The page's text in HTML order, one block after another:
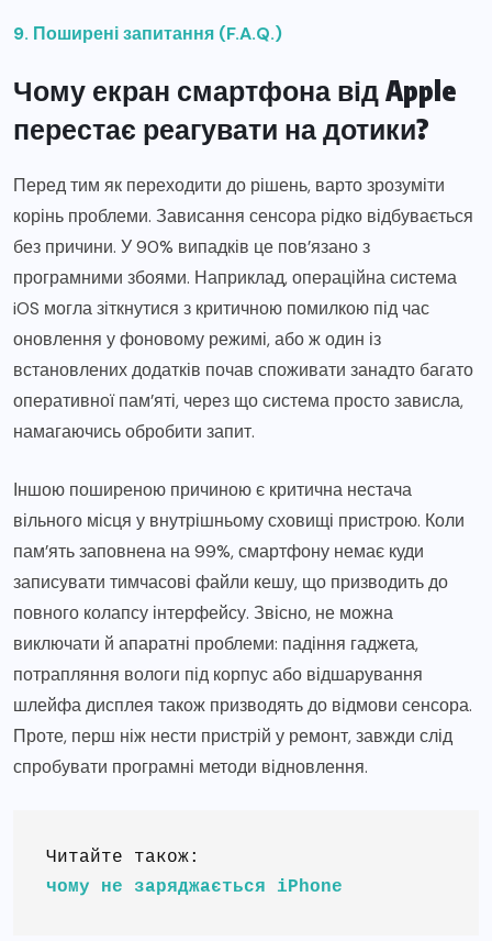
9. Поширені запитання (F.A.Q.)
Чому екран смартфона від Apple
перестає реагувати на дотики?
Перед тим як переходити до рішень, варто зрозуміти
корінь проблеми. Зависання сенсора рідко відбувається
без причини. У 90% випадків це пов’язано з
програмними збоями. Наприклад, операційна система
iOS могла зіткнутися з критичною помилкою під час
оновлення у фоновому режимі, або ж один із
встановлених додатків почав споживати занадто багато
оперативної пам’яті, через що система просто зависла,
намагаючись обробити запит.
Іншою поширеною причиною є критична нестача
вільного місця у внутрішньому сховищі пристрою. Коли
пам’ять заповнена на 99%, смартфону немає куди
записувати тимчасові файли кешу, що призводить до
повного колапсу інтерфейсу. Звісно, не можна
виключати й апаратні проблеми: падіння гаджета,
потрапляння вологи під корпус або відшарування
шлейфа дисплея також призводять до відмови сенсора.
Проте, перш ніж нести пристрій у ремонт, завжди слід
спробувати програмні методи відновлення.
Читайте також:
чому не заряджається iPhone